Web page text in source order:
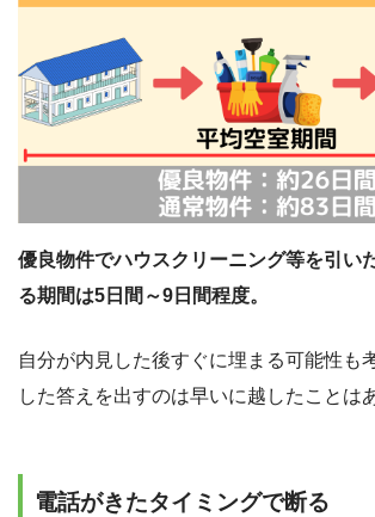
優良物件でハウスクリーニング等を引い
る期間は5日間～9日間程度。
自分が内見した後すぐに埋まる可能性も
した答えを出すのは早いに越したことは
電話がきたタイミングで断る